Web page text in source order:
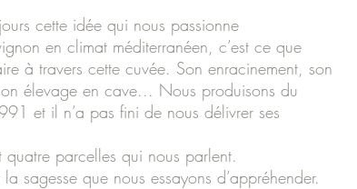
cette idée qui nous passionne
en climat méditerranéen, c’est ce que
à travers cette cuvée. Son enracinement, son
élevage en cave... Nous produisons du
et il n’a pas fini de nous délivrer ses
quatre parcelles qui nous parlent.
sagesse que nous essayons d’appréhender.